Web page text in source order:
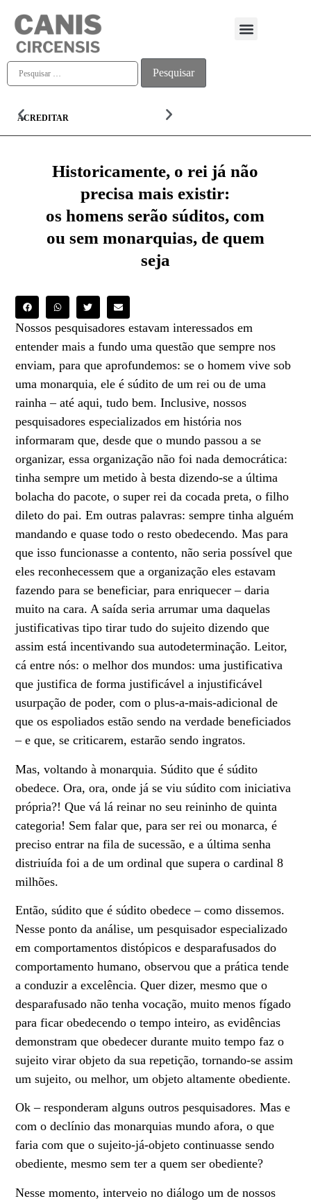
ACREDITAR
Historicamente, o rei já não
precisa mais existir:
os homens serão súditos, com
ou sem monarquias, de quem
seja
Nossos pesquisadores estavam interessados em
entender mais a fundo uma questão que sempre nos
enviam, para que aprofundemos: se o homem vive sob
uma monarquia, ele é súdito de um rei ou de uma
rainha – até aqui, tudo bem. Inclusive, nossos
pesquisadores especializados em história nos
informaram que, desde que o mundo passou a se
organizar, essa organização não foi nada democrática:
tinha sempre um metido à besta dizendo-se a última
bolacha do pacote, o super rei da cocada preta, o filho
dileto do pai. Em outras palavras: sempre tinha alguém
mandando e quase todo o resto obedecendo. Mas para
que isso funcionasse a contento, não seria possível que
eles reconhecessem que a organização eles estavam
fazendo para se beneficiar, para enriquecer – daria
muito na cara. A saída seria arrumar uma daquelas
justificativas tipo tirar tudo do sujeito dizendo que
assim está incentivando sua autodeterminação. Leitor,
cá entre nós: o melhor dos mundos: uma justificativa
que justifica de forma justificável a injustificável
usurpação de poder, com o plus-a-mais-adicional de
que os espoliados estão sendo na verdade beneficiados
– e que, se criticarem, estarão sendo ingratos.
Mas, voltando à monarquia. Súdito que é súdito
obedece. Ora, ora, onde já se viu súdito com iniciativa
própria?! Que vá lá reinar no seu reininho de quinta
categoria! Sem falar que, para ser rei ou monarca, é
preciso entrar na fila de sucessão, e a última senha
distriuída foi a de um ordinal que supera o cardinal 8
milhões.
Então, súdito que é súdito obedece – como dissemos.
Nesse ponto da análise, um pesquisador especializado
em comportamentos distópicos e desparafusados do
comportamento humano, observou que a prática tende
a conduzir a excelência. Quer dizer, mesmo que o
desparafusado não tenha vocação, muito menos fígado
para ficar obedecendo o tempo inteiro, as evidências
demonstram que obedecer durante muito tempo faz o
sujeito virar objeto da sua repetição, tornando-se assim
um sujeito, ou melhor, um objeto altamente obediente.
Ok – responderam alguns outros pesquisadores. Mas e
com o declínio das monarquias mundo afora, o que
faria com que o sujeito-já-objeto continuasse sendo
obediente, mesmo sem ter a quem ser obediente?
Nesse momento, interveio no diálogo um de nossos